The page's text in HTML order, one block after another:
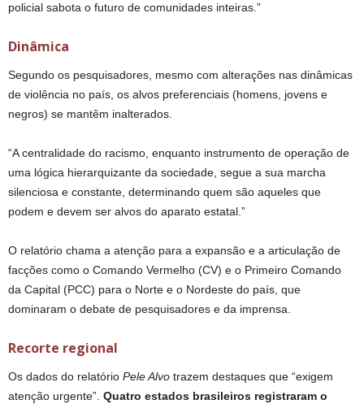
policial sabota o futuro de comunidades inteiras.”
Dinâmica
Segundo os pesquisadores, mesmo com alterações nas dinâmicas
de violência no país, os alvos preferenciais (homens, jovens e
negros) se mantêm inalterados.
“A centralidade do racismo, enquanto instrumento de operação de
uma lógica hierarquizante da sociedade, segue a sua marcha
silenciosa e constante, determinando quem são aqueles que
podem e devem ser alvos do aparato estatal.”
O relatório chama a atenção para a expansão e a articulação de
facções como o Comando Vermelho (CV) e o Primeiro Comando
da Capital (PCC) para o Norte e o Nordeste do país, que
dominaram o debate de pesquisadores e da imprensa.
Recorte regional
Os dados do relatório Pele Alvo trazem destaques que “exigem
atenção urgente”. Quatro estados brasileiros registraram o